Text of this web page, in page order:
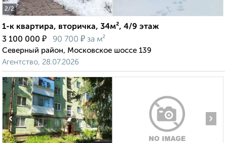
2/2
1-к квартира, вторичка, 34м², 4/9 этаж
3 100 000 ₽ 90 700 ₽ за м²
Северный район, Московское шоссе 139
Агентство, 28.07.2026
‹ ›